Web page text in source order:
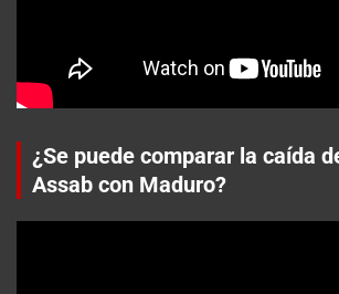
¿Se puede comparar la caída
Assab con Maduro?